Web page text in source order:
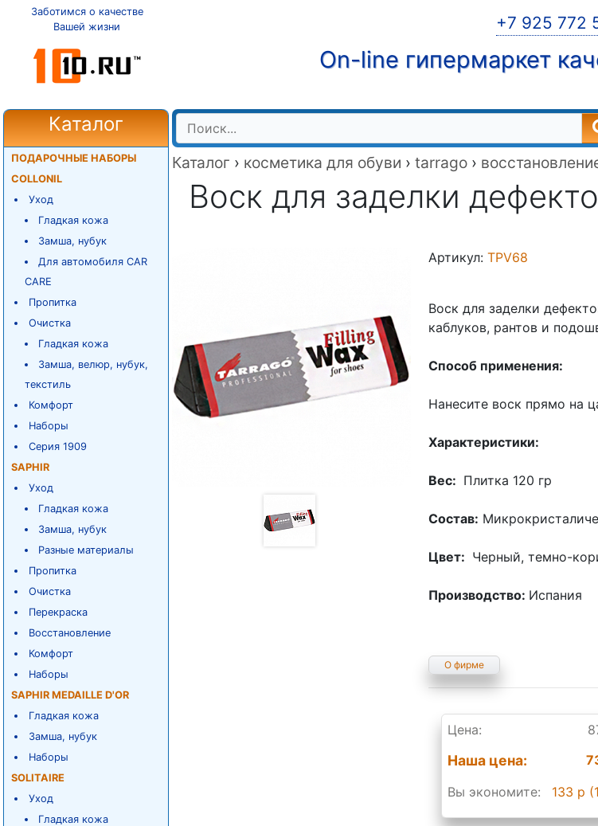
Заботимся о качестве
Вашей жизни
+7 925 772
On-line гипермаркет
Каталог
ПОДАРОЧНЫЕ НАБОРЫ
COLLONIL
Уход
Гладкая кожа
Замша, нубук
Для автомобиля CAR
CARE
Пропитка
Очистка
Гладкая кожа
Замша, велюр, нубук,
текстиль
Комфорт
Наборы
Серия 1909
SAPHIR
Уход
Гладкая кожа
Замша, нубук
Разные материалы
Пропитка
Очистка
Перекраска
Восстановление
Комфорт
Наборы
SAPHIR MEDAILLE D'OR
Гладкая кожа
Замша, нубук
Наборы
SOLITAIRE
Уход
Гладкая кожа
Каталог › косметика для обуви › tarrago ›
Воск для заделки
Артикул:TPV68
Воск для заделки
каблуков, рантов и
Способ применения:
Нанесите воск прямо на
Характеристики:
Вес: Плитка 120 гр
Состав:
Цвет: Черный, темно-
Производство: Испания
О фирме
Цена:
Наша цена:
Вы экономите:
133 р